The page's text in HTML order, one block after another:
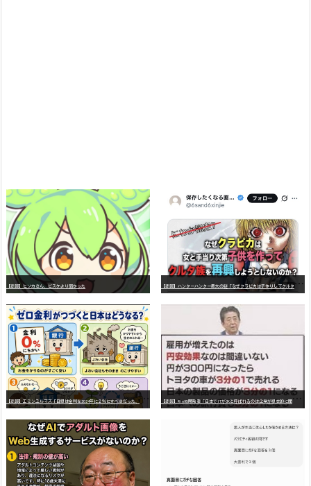
【悲報】ヒソカさん、ビスケより弱かった 【
悲報】ハンターハンター最大の謎「なぜクラピカは子作りしてクルタ族を再興しようとしないのか？」 誰も答えられない・・・・・
【
悲報】エミンユルマズ「日銀は金利を2024年に２％にすべきだった、２％で景気が悪くなるなら生産性が低い利益が出せない企業、潰れろ 【
悲報】Win95開発者「日本でITが3Kと呼ばれるのは企業が根本的に間違っている。次はAI敗戦が来る。口だけでこの国は何も学ばない」